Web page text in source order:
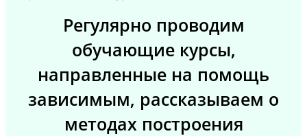
Регулярно проводим
обучающие курсы,
направленные на помощь
зависимым, рассказываем о
методах построения